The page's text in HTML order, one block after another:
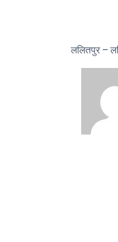
ललितपुर –